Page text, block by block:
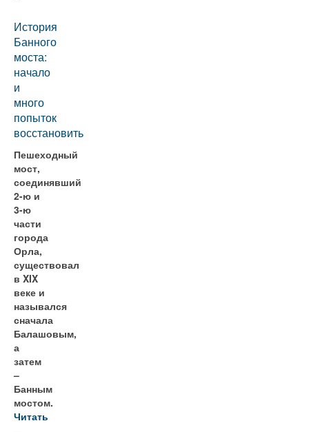
История
Банного
моста:
начало
и
много
попыток
восстановить
Пешеходный
мост,
соединявший
2-ю и
3-ю
части
города
Орла,
существовал
в XIX
веке и
назывался
сначала
Балашовым,
а
затем
–
Банным
мостом.
Читать